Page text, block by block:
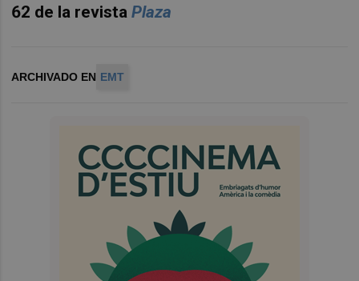
62 de la revistaPlaza
ARCHIVADO EN EMT